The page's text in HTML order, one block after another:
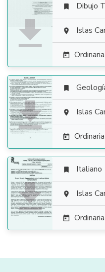

 Dibujo
 Islas



 Islas


 Italiano
 Islas
